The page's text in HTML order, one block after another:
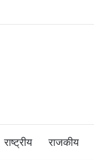
राष्ट्रीय राजकीय